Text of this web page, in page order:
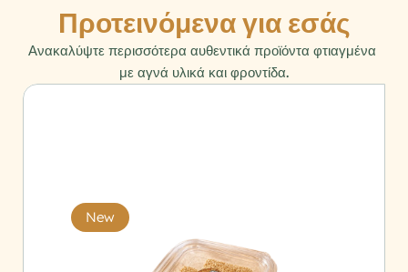
Προτεινόμενα για εσάς
Ανακαλύψτε περισσότερα αυθεντικά προϊόντα φτιαγμένα
με αγνά υλικά και φροντίδα.
New